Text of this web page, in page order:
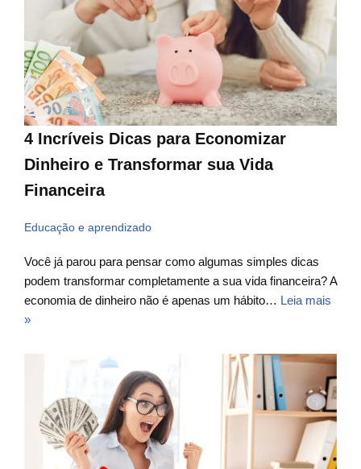
4 Incríveis Dicas para Economizar
Dinheiro e Transformar sua Vida
Financeira
Educação e aprendizado
Você já parou para pensar como algumas simples dicas
podem transformar completamente a sua vida financeira? A
economia de dinheiro não é apenas um hábito… Leia mais
»